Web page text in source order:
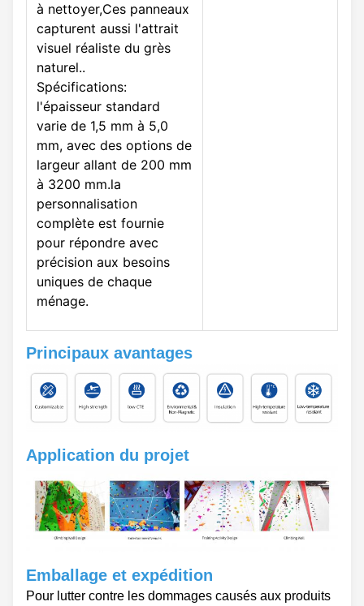
à nettoyer,Ces panneaux
capturent aussi l'attrait
visuel réaliste du grès
naturel..
Spécifications:
l'épaisseur standard
varie de 1,5 mm à 5,0
mm, avec des options de
largeur allant de 200 mm
à 3200 mm.la
personnalisation
complète est fournie
pour répondre avec
précision aux besoins
uniques de chaque
ménage.
Principaux avantages
Application du projet
Emballage et expédition
Pour lutter contre les dommages causés aux produits